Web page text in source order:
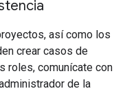
así como los
crear casos de
roles, comunícate con
de la